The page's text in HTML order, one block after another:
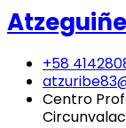
+58
Centro